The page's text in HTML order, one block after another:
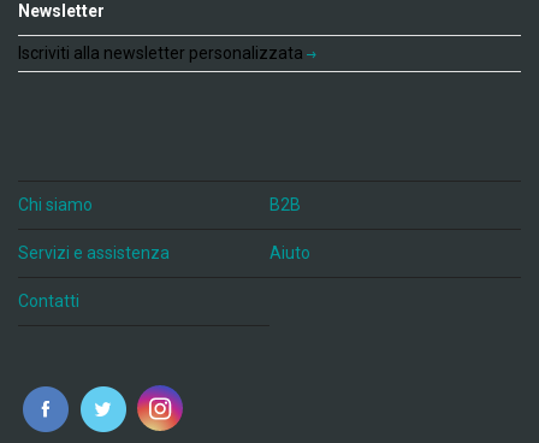
Newsletter
Iscriviti alla newsletter personalizzata
Chi siamo B2B
Servizi e assistenza Aiuto
Contatti